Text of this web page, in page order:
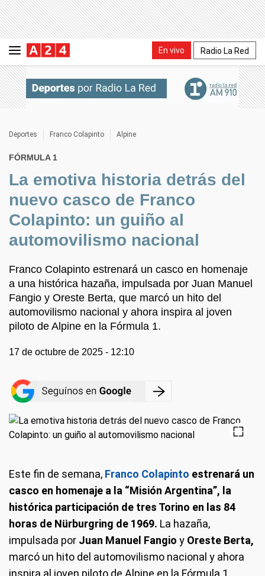
En vivo Radio La Red
Deportes Franco Colapinto Alpine
FÓRMULA 1
La emotiva historia detrás del
nuevo casco de Franco
Colapinto: un guiño al
automovilismo nacional
Franco Colapinto estrenará un casco en homenaje
a una histórica hazaña, impulsada por Juan Manuel
Fangio y Oreste Berta, que marcó un hito del
automovilismo nacional y ahora inspira al joven
piloto de Alpine en la Fórmula 1.
17 de octubre de 2025 - 12:10
Este fin de semana, Franco Colapinto estrenará un
casco en homenaje a la “Misión Argentina”, la
histórica participación de tres Torino en las 84
horas de Nürburgring de 1969. La hazaña,
impulsada por Juan Manuel Fangio y Oreste Berta,
marcó un hito del automovilismo nacional y ahora
inspira al joven piloto de Alpine en la Fórmula 1.